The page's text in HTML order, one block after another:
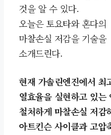
것을 알 수 있다.
오늘은 토요타와 혼다의
마찰손실 저감을 기술을
소개드린다.
현재 가솔린엔진에서 최
열효율을 실현하고 있는
철처하게 마찰손실 저감
아트킨슨 사이클과 고압